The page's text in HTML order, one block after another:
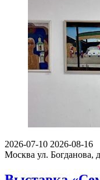
2026-07-10 2026-08-16
Москва ул. Богданова,